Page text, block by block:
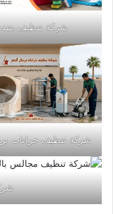
شركة تنظيف
شركة تنظيف خزانات